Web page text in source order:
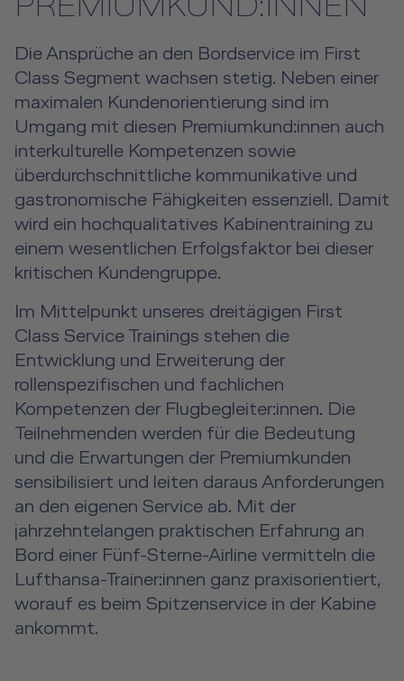
Aviation Training Consulting
Human Factors Academy
Flugangstseminar
Für Geschäfts- & Privatkunden
Für Geschäfts- & Privatkunden Übersicht
Simulatorflüge
Workshop Locations
A2B Business Training
Aircraft Tool Rental
Doctor on Board
PREMIUMKUND:INNEN
Die Ansprüche an den Bordservice im First
Class Segment wachsen stetig. Neben einer
maximalen Kundenorientierung sind im
Umgang mit diesen Premiumkund:innen auch
interkulturelle Kompetenzen sowie
überdurchschnittliche kommunikative und
gastronomische Fähigkeiten essenziell. Damit
wird ein hochqualitatives Kabinentraining zu
einem wesentlichen Erfolgsfaktor bei dieser
kritischen Kundengruppe.
Im Mittelpunkt unseres dreitägigen First
Class Service Trainings stehen die
Entwicklung und Erweiterung der
rollenspezifischen und fachlichen
Kompetenzen der Flugbegleiter:innen. Die
Teilnehmenden werden für die Bedeutung
und die Erwartungen der Premiumkunden
sensibilisiert und leiten daraus Anforderungen
an den eigenen Service ab. Mit der
jahrzehntelangen praktischen Erfahrung an
Bord einer Fünf-Sterne-Airline vermitteln die
Lufthansa-Trainer:innen ganz praxisorientiert,
worauf es beim Spitzenservice in der Kabine
ankommt.